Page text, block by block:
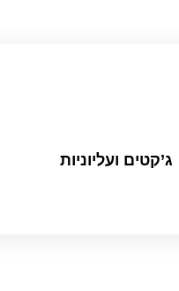
ג’קטים ועליוניות